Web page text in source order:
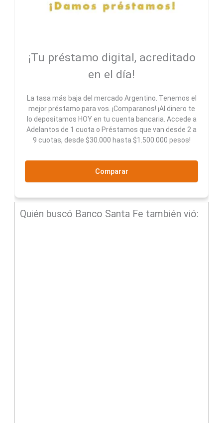
¡Tu préstamo digital, acreditado
en el día!
La tasa más baja del mercado Argentino. Tenemos el
mejor préstamo para vos. ¡Comparanos! ¡Al dinero te
lo depositamos HOY en tu cuenta bancaria. Accede a
Adelantos de 1 cuota o Préstamos que van desde 2 a
9 cuotas, desde $30.000 hasta $1.500.000 pesos!
Comparar
Quién buscó Banco Santa Fe también vió: